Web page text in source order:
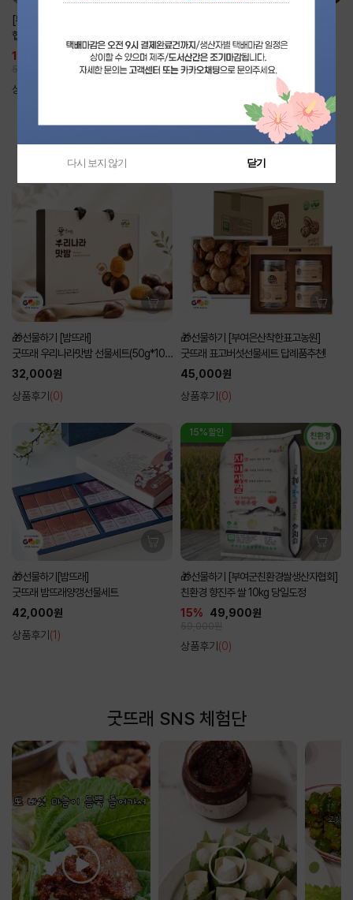
[부여군친환경쌀생산자협회]
햅쌀 친환경 향진주쌀10kg 당일도정
15%
49,900원
상품후기
19,500원
상품후기(9)
🎁선물하기 [밤뜨래]
굿뜨래 우리나라맛밤 선물세트(50g*10
입)
32,000원
상품후기 (0)
🎁선물하기 [부여은산착한표고농원]
굿뜨래 표고버섯선물세트 답례품추천!
45,000원
상품후기 (0)
🎁선물하기[밤뜨래]
굿뜨래 밤뜨래양갱선물세트
42,000원
상품후기 (1)
15%할인
🎁선물하기 [부여군친환경쌀생산자협회]
친환경 향진주 쌀 10kg 당일도정
15%
49,900원
상품후기 (0)
굿뜨래 SNS 체험단
다시 보지 않기 닫기